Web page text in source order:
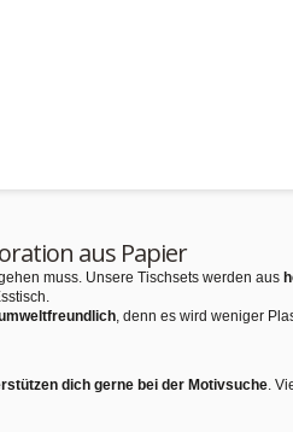
aus Papier
muss. Unsere Tischsets werden aus
, denn es wird weniger
dich gerne bei der Motivsuche.